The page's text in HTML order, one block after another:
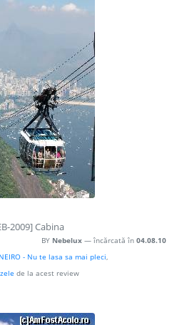
2009] Cabina
BY Nebelux — încărcată în 04.08.10
- Nu te lasa sa mai pleci,
de la acest review